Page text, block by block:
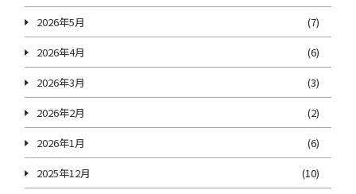
2026年5月
(7)
2026年4月
(6)
2026年3月
(3)
2026年2月
(2)
2026年1月
(6)
2025年12月
(10)